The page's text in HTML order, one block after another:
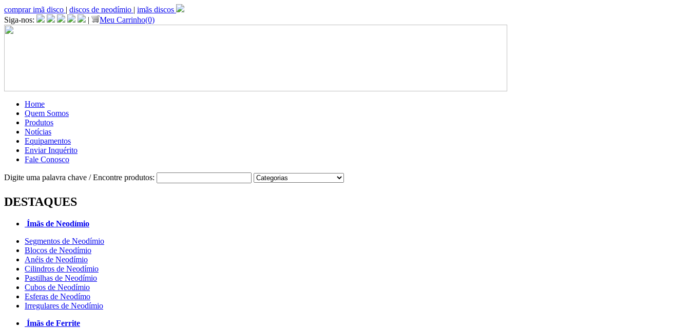
comprar imã disco | discos de neodímio | imãs discos
Siga-nos:
| Meu Carrinho(0)
Home
Quem Somos
Produtos
Notícias
Equipamentos
Enviar Inquérito
Fale Conosco
Digite uma palavra chave / Encontre produtos:
DESTAQUES
Ímãs de Neodímio
Segmentos de Neodímio
Blocos de Neodímio
Anéis de Neodímio
Cilindros de Neodímio
Pastilhas de Neodímio
Cubos de Neodímio
Esferas de Neodímo
Irregulares de Neodímio
Ímãs de Ferrite